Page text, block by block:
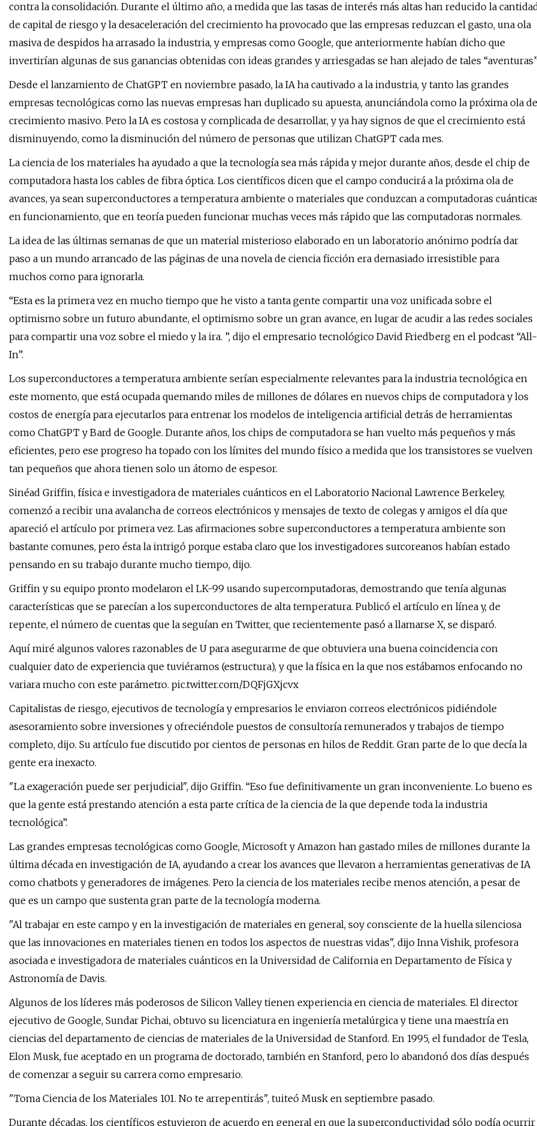
contra la consolidación. Durante el último año, a medida que las tasas de interés más altas han reducido la
de capital de riesgo y la desaceleración del crecimiento ha provocado que las empresas reduzcan el gasto, una ola
masiva de despidos ha arrasado la industria, y empresas como Google, que anteriormente habían dicho que
invertirían algunas de sus ganancias obtenidas con ideas grandes y arriesgadas se han alejado de tales
Desde el lanzamiento de ChatGPT en noviembre pasado, la IA ha cautivado a la industria, y tanto las grandes
empresas tecnológicas como las nuevas empresas han duplicado su apuesta, anunciándola como la próxima ola de
crecimiento masivo. Pero la IA es costosa y complicada de desarrollar, y ya hay signos de que el crecimiento está
disminuyendo, como la disminución del número de personas que utilizan ChatGPT cada mes.
La ciencia de los materiales ha ayudado a que la tecnología sea más rápida y mejor durante años, desde el chip de
computadora hasta los cables de fibra óptica. Los científicos dicen que el campo conducirá a la próxima ola de
avances, ya sean superconductores a temperatura ambiente o materiales que conduzcan a computadoras
en funcionamiento, que en teoría pueden funcionar muchas veces más rápido que las computadoras normales.
La idea de las últimas semanas de que un material misterioso elaborado en un laboratorio anónimo podría dar
paso a un mundo arrancado de las páginas de una novela de ciencia ficción era demasiado irresistible para
muchos como para ignorarla.
“Esta es la primera vez en mucho tiempo que he visto a tanta gente compartir una voz unificada sobre el
optimismo sobre un futuro abundante, el optimismo sobre un gran avance, en lugar de acudir a las redes sociales
para compartir una voz sobre el miedo y la ira. ”, dijo el empresario tecnológico David Friedberg en el podcast “All-
In”.
Los superconductores a temperatura ambiente serían especialmente relevantes para la industria tecnológica en
este momento, que está ocupada quemando miles de millones de dólares en nuevos chips de computadora y los
costos de energía para ejecutarlos para entrenar los modelos de inteligencia artificial detrás de herramientas
como ChatGPT y Bard de Google. Durante años, los chips de computadora se han vuelto más pequeños y más
eficientes, pero ese progreso ha topado con los límites del mundo físico a medida que los transistores se vuelven
tan pequeños que ahora tienen solo un átomo de espesor.
Sinéad Griffin, física e investigadora de materiales cuánticos en el Laboratorio Nacional Lawrence Berkeley,
comenzó a recibir una avalancha de correos electrónicos y mensajes de texto de colegas y amigos el día que
apareció el artículo por primera vez. Las afirmaciones sobre superconductores a temperatura ambiente son
bastante comunes, pero ésta la intrigó porque estaba claro que los investigadores surcoreanos habían estado
pensando en su trabajo durante mucho tiempo, dijo.
Griffin y su equipo pronto modelaron el LK-99 usando supercomputadoras, demostrando que tenía algunas
características que se parecían a los superconductores de alta temperatura. Publicó el artículo en línea y, de
repente, el número de cuentas que la seguían en Twitter, que recientemente pasó a llamarse X, se disparó.
Aquí miré algunos valores razonables de U para asegurarme de que obtuviera una buena coincidencia con
cualquier dato de experiencia que tuviéramos (estructura), y que la física en la que nos estábamos enfocando no
variara mucho con este parámetro. pic.twitter.com/DQFjGXjcvx
Capitalistas de riesgo, ejecutivos de tecnología y empresarios le enviaron correos electrónicos pidiéndole
asesoramiento sobre inversiones y ofreciéndole puestos de consultoría remunerados y trabajos de tiempo
completo, dijo. Su artículo fue discutido por cientos de personas en hilos de Reddit. Gran parte de lo que decía la
gente era inexacto.
"La exageración puede ser perjudicial", dijo Griffin. “Eso fue definitivamente un gran inconveniente. Lo bueno es
que la gente está prestando atención a esta parte crítica de la ciencia de la que depende toda la industria
tecnológica”.
Las grandes empresas tecnológicas como Google, Microsoft y Amazon han gastado miles de millones durante la
última década en investigación de IA, ayudando a crear los avances que llevaron a herramientas generativas de IA
como chatbots y generadores de imágenes. Pero la ciencia de los materiales recibe menos atención, a pesar de
que es un campo que sustenta gran parte de la tecnología moderna.
"Al trabajar en este campo y en la investigación de materiales en general, soy consciente de la huella silenciosa
que las innovaciones en materiales tienen en todos los aspectos de nuestras vidas", dijo Inna Vishik, profesora
asociada e investigadora de materiales cuánticos en la Universidad de California en Departamento de Física y
Astronomía de Davis.
Algunos de los líderes más poderosos de Silicon Valley tienen experiencia en ciencia de materiales. El director
ejecutivo de Google, Sundar Pichai, obtuvo su licenciatura en ingeniería metalúrgica y tiene una maestría en
ciencias del departamento de ciencias de materiales de la Universidad de Stanford. En 1995, el fundador de Tesla,
Elon Musk, fue aceptado en un programa de doctorado, también en Stanford, pero lo abandonó dos días después
de comenzar a seguir su carrera como empresario.
"Toma Ciencia de los Materiales 101. No te arrepentirás", tuiteó Musk en septiembre pasado.
Durante décadas, los científicos estuvieron de acuerdo en general en que la superconductividad sólo podía ocurrir